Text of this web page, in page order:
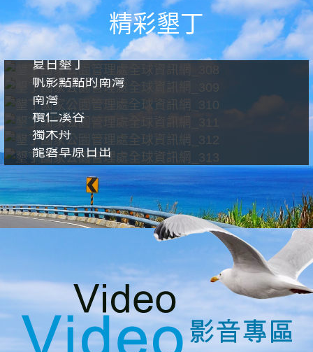
精彩墾丁
夏日墾丁
帆影點點的南灣
南灣
欖仁溪谷
獨木舟
龍磐草原日出